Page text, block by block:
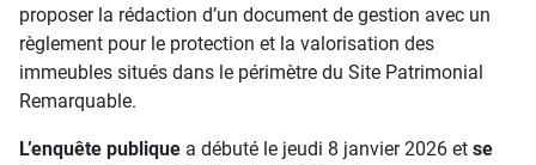
proposer la rédaction d’un document de gestion avec un
règlement pour le protection et la valorisation des
immeubles situés dans le périmètre du Site Patrimonial
Remarquable.
L’enquête publique a débuté le jeudi 8 janvier 2026 et se